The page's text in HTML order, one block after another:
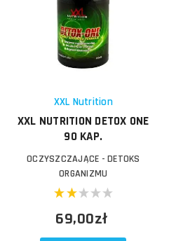
XXL Nutrition
XXL NUTRITION DETOX ONE
90 KAP.
OCZYSZCZAJĄCE - DETOKS
ORGANIZMU
69,00zł